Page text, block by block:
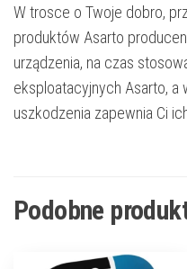
W trosce o Twoje dobro,
produktów Asarto
urządzenia, na czas
eksploatacyjnych Asarto, a
uszkodzenia zapewnia Ci
Podobne